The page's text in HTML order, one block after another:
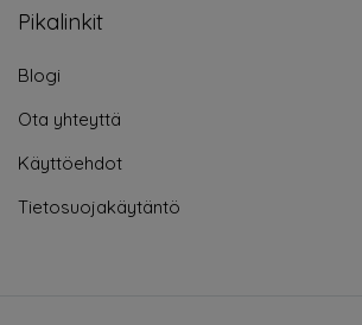
Pikalinkit
Blogi
Ota yhteyttä
Käyttöehdot
Tietosuojakäytäntö